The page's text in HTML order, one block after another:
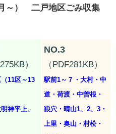
～） 二戸地区ごみ収集
）
11区～13
神平上、
NO.3
（PDF281KB）
駅前1～７・大村・中
道・荷渡・中曽根・
狼穴・晴山1、2、3・
上里・奥山・村松・